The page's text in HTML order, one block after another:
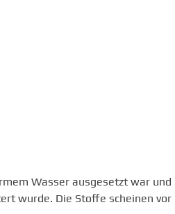
Wasser ausgesetzt war und
wurde. Die Stoffe scheinen vor